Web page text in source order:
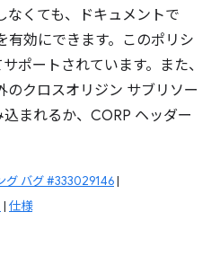
なくても、ドキュメントで
有効にできます。このポリシ
ポートされています。また、
のクロスオリジン サブリソー
まれるか、CORP ヘッダー
グ バグ #333029146|
| 仕様